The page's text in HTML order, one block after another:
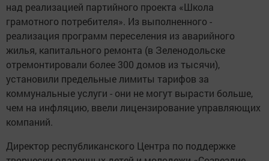
над реализацией партийного проекта «Школа
грамотного потребителя». Из выполненного -
реализация программ переселения из аварийного
жилья, капитального ремонта (в Зеленодольске
отремонтировали более 300 домов из тысячи),
установили предельные лимиты тарифов за
коммунальные услуги - они не могут вырасти больше,
чем на инфляцию, ввели лицензирование управляющих
компаний.
Директор республиканского Центра по поддержке